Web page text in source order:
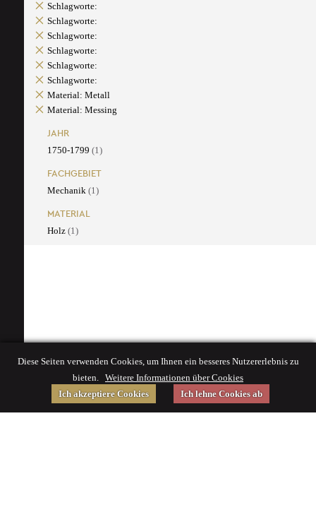
Schlagworte:
Schlagworte:
Schlagworte:
Schlagworte:
Schlagworte:
Schlagworte:
Material: Metall
Material: Messing
JAHR
1750-1799 (1)
FACHGEBIET
Mechanik (1)
MATERIAL
Holz (1)
Diese Seiten verwenden Cookies, um Ihnen ein besseres Nutzererlebnis zu
bieten. Weitere Informationen über Cookies
Ich akzeptiere Cookies
Ich lehne Cookies ab